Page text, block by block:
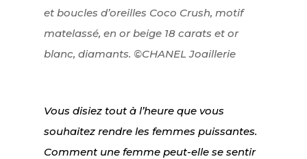
et boucles d’oreilles Coco Crush, motif
matelassé, en or beige 18 carats et or
blanc, diamants. ©CHANEL Joaillerie
Vous disiez tout à l’heure que vous
souhaitez rendre les femmes puissantes.
Comment une femme peut-elle se sentir